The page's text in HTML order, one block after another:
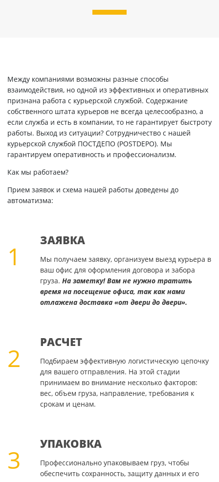
Между компаниями возможны разные способы
взаимодействия, но одной из эффективных и оперативных
признана работа с курьерской службой. Содержание
собственного штата курьеров не всегда целесообразно, а
если служба и есть в компании, то не гарантирует быстроту
работы. Выход из ситуации? Сотрудничество с нашей
курьерской службой ПОСТДЕПО (POSTDEPO). Мы
гарантируем оперативность и профессионализм.
Как мы работаем?
Прием заявок и схема нашей работы доведены до
автоматизма:
1
ЗАЯВКА
Мы получаем заявку, организуем выезд курьера в
ваш офис для оформления договора и забора
груза. На заметку! Вам не нужно тратить
время на посещение офиса, так как нами
отлажена доставка «от двери до двери».
2
РАСЧЕТ
Подбираем эффективную логистическую цепочку
для вашего отправления. На этой стадии
принимаем во внимание несколько факторов:
вес, объем груза, направление, требования к
срокам и ценам.
3
УПАКОВКА
Профессионально упаковываем груз, чтобы
обеспечить сохранность, защиту данных и его